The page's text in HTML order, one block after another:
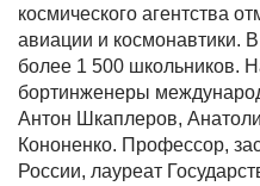
космического агентства
авиации и космонавтики.
более 1 500 школьников.
бортинженеры
Антон Шкаплеров,
Кононенко. Профессор,
России, лауреат